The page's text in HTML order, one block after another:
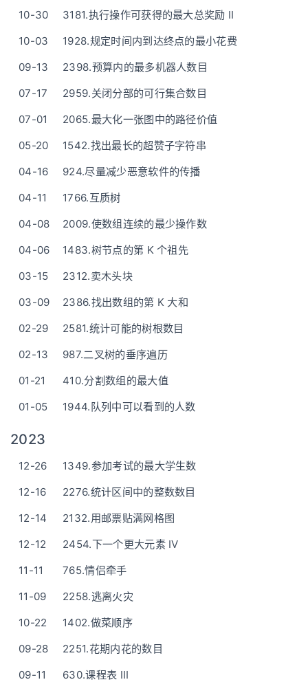
10-30
3181.执行操作可获得的最大总奖励 II
10-03
1928.规定时间内到达终点的最小花费
09-13
2398.预算内的最多机器人数目
07-17
2959.关闭分部的可行集合数目
07-01
2065.最大化一张图中的路径价值
05-20
1542.找出最长的超赞子字符串
04-16
924.尽量减少恶意软件的传播
04-11
1766.互质树
04-08
2009.使数组连续的最少操作数
04-06
1483.树节点的第 K 个祖先
03-15
2312.卖木头块
03-09
2386.找出数组的第 K 大和
02-29
2581.统计可能的树根数目
02-13
987.二叉树的垂序遍历
01-21
410.分割数组的最大值
01-05
1944.队列中可以看到的人数
2023
12-26
1349.参加考试的最大学生数
12-16
2276.统计区间中的整数数目
12-14
2132.用邮票贴满网格图
12-12
2454.下一个更大元素 IV
11-11
765.情侣牵手
11-09
2258.逃离火灾
10-22
1402.做菜顺序
09-28
2251.花期内花的数目
09-11
630.课程表 III